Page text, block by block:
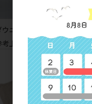
ウニー ２ＷＡＹベスト
上代
3,900円